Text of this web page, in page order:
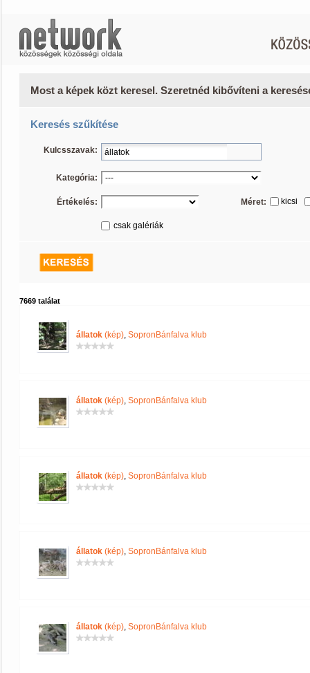
Most a képek közt keresel. Szeretnéd kibővíteni a
Keresés szűkítése
Kulcsszavak:
Kategória:
Értékelés: Méret: kicsi
csak galériák
7669 találat
állatok (kép), SopronBánfalva klub
állatok (kép), SopronBánfalva klub
állatok (kép), SopronBánfalva klub
állatok (kép), SopronBánfalva klub
állatok (kép), SopronBánfalva klub